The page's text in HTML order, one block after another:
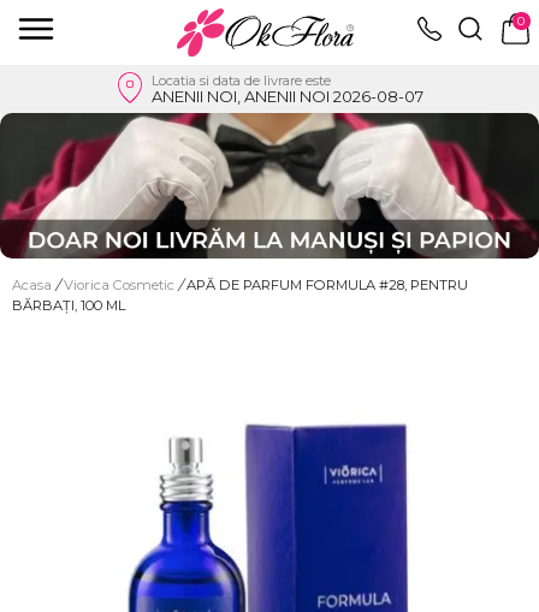
0
Locatia si data de livrare este
ANENII NOI, ANENII NOI 2026-08-07
Acasa / Viorica Cosmetic / APĂ DE PARFUM FORMULA #28, PENTRU
BĂRBAȚI, 100 ML